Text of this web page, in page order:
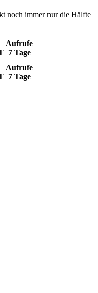
noch immer nur die Hälfte
Aufrufe
7 Tage
Aufrufe
7 Tage